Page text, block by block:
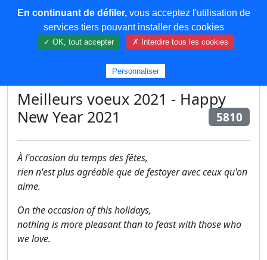
COREMA
Meilleurs voeux 2021 - Happy
New Year 2021
5810
À l'occasion du temps des fêtes,
rien n'est plus agréable que de festoyer avec ceux qu'on
aime.
On the occasion of this holidays,
nothing is more pleasant than to feast with those who
we love.
En continuant de défiler,vous acceptez l'utilisation de
services tiers pouvant installer des cookies
✓ OK, tout accepter ✗ Interdire tous les cookies
Personnaliser